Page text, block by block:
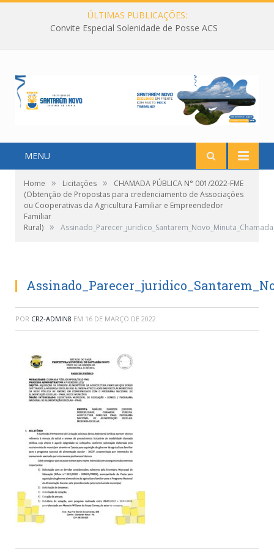
ÚLTIMAS PUBLICAÇÕES:
Convite Especial Solenidade de Posse ACS
MENU
Home » Licitações »
CHAMADA PÚBLICA N° 001/2022-FME
(Obtenção de Propostas para credenciamento de Associações
ou Cooperativas da Agricultura Familiar e Empreendedor
Familiar
Rural) »
POR CR2-ADMIN8 EM 16 DE MARÇO DE 2022